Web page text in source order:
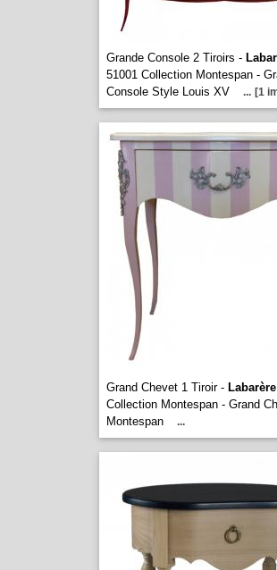
Grande Console 2 Tiroirs -
51001 Collection Montespan -
Console Style Louis XV
... [1
Grand Chevet 1 Tiroir - Labarère
Collection Montespan - Grand
Montespan
...